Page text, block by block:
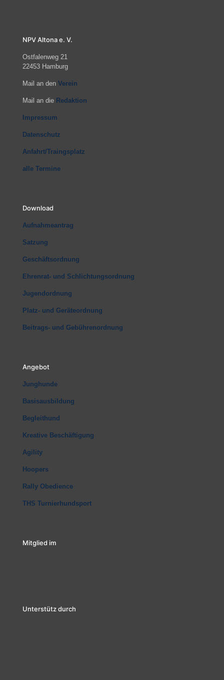
NPV Altona e. V.
Ostfalenweg 21
22453 Hamburg
Mail an den Verein
Mail an die Redaktion
Impressum
Datenschutz
Anfahrt/Traingsplatz
alle Termine
Download
Aufnahmeantrag
Satzung
Geschäftsordnung
Ehrenrat- und Schlichtungsordnung
Jugendordnung
Platz- und Geräteordnung
Beitrags- und Gebührenordnung
Angebot
Junghunde
Basisausbildung
Begleithund
Kreative Beschäftigung
Agility
Hoopers
Rally Obedience
THS Turnierhundsport
Mitglied im
Unterstütz durch